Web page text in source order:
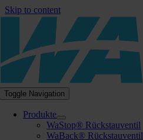
Skip to content
Toggle Navigation
Produkte
WaStop® Rückstauventil
WaBack® Rückstauventil